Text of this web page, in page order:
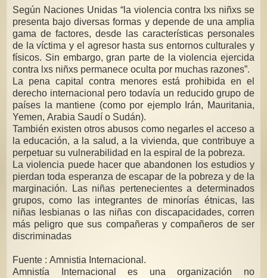
Según Naciones Unidas “la violencia contra lxs niñxs se
presenta bajo diversas formas y depende de una amplia
gama de factores, desde las características personales
de la víctima y el agresor hasta sus entornos culturales y
físicos. Sin embargo, gran parte de la violencia ejercida
contra lxs niñxs permanece oculta por muchas razones”.
La pena capital contra menores está prohibida en el
derecho internacional pero todavía un reducido grupo de
países la mantiene (como por ejemplo Irán, Mauritania,
Yemen, Arabia Saudí o Sudán).
También existen otros abusos como negarles el acceso a
la educación, a la salud, a la vivienda, que contribuye a
perpetuar su vulnerabilidad en la espiral de la pobreza.
La violencia puede hacer que abandonen los estudios y
pierdan toda esperanza de escapar de la pobreza y de la
marginación. Las niñas pertenecientes a determinados
grupos, como las integrantes de minorías étnicas, las
niñas lesbianas o las niñas con discapacidades, corren
más peligro que sus compañeras y compañeros de ser
discriminadas
Fuente : Amnistia Internacional.
Amnistía Internacional es una organización no